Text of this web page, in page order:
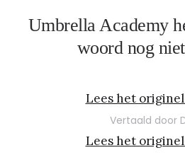
Umbrella Academy
woord nog
Lees het
Vertaald door
Lees het